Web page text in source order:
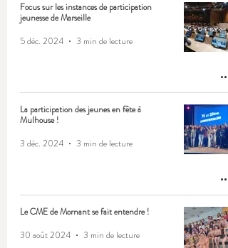
Focus sur les instances de participation
jeunesse de Marseille
5 déc. 2024
3 min de lecture
La participation des jeunes en fête à
Mulhouse !
3 déc. 2024
3 min de lecture
Le CME de Mornant se fait entendre !
30 août 2024
3 min de lecture